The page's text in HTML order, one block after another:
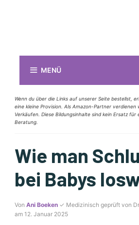
MENÜ
Wenn du über die Links auf unserer Seite bestellst,
eine kleine Provision. Als Amazon-Partner verdienen
Verkäufen. Diese Bildungsinhalte sind kein Ersatz für
Beratung.
Wie man
bei Babys
Von Ani Boeken ✓ Medizinisch geprüft von
am 12. Januar 2025